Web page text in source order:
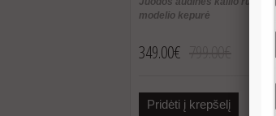
modelio kepurė
349.00€
Pridėti į krepšelį